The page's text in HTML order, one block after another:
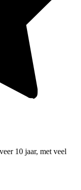
10 jaar, met veel